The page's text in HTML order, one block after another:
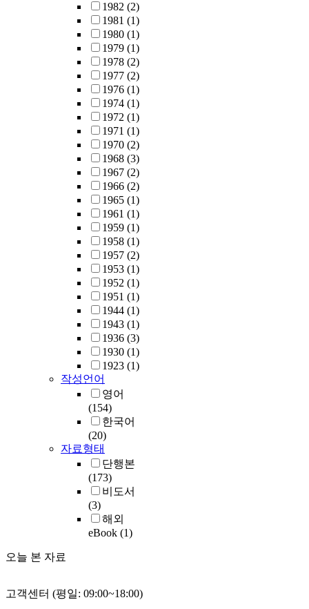
1982 (2)
1981 (1)
1980 (1)
1979 (1)
1978 (2)
1977 (2)
1976 (1)
1974 (1)
1972 (1)
1971 (1)
1970 (2)
1968 (3)
1967 (2)
1966 (2)
1965 (1)
1961 (1)
1959 (1)
1958 (1)
1957 (2)
1953 (1)
1952 (1)
1951 (1)
1944 (1)
1943 (1)
1936 (3)
1930 (1)
1923 (1)
작성언어
영어
(154)
한국어
(20)
자료형태
단행본
(173)
비도서
(3)
해외
eBook (1)
오늘 본 자료
고객센터 (평일: 09:00~18:00)